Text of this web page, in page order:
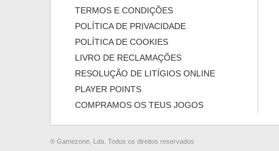
TERMOS E CONDIÇÕES
POLÍTICA DE PRIVACIDADE
POLÍTICA DE COOKIES
LIVRO DE RECLAMAÇÕES
RESOLUÇÃO DE LITÍGIOS ONLINE
PLAYER POINTS
COMPRAMOS OS TEUS JOGOS
® Gamezone, Lda. Todos os direitos reservados